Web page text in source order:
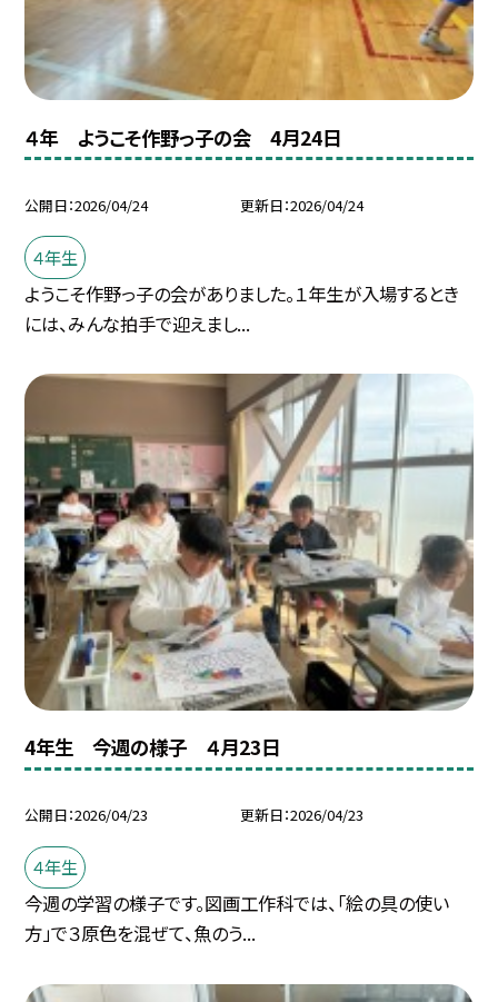
４年 ようこそ作野っ子の会 4月24日
公開日 2026/04/24 更新日 2026/04/24
４年生
ようこそ作野っ子の会がありました。１年生が入場するとき
には、みんな拍手で迎えまし...
4年生 今週の様子 ４月23日
公開日 2026/04/23 更新日 2026/04/23
４年生
今週の学習の様子です。図画工作科では、「絵の具の使い
方」で３原色を混ぜて、魚のう...